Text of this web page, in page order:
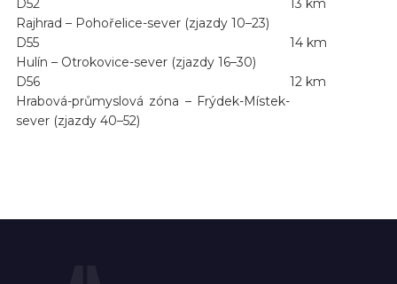
D52
Rajhrad – Pohořelice-sever (zjazdy 10–23)
13 km
D55
Hulín – Otrokovice-sever (zjazdy 16–30)
14 km
D56
Hrabová-průmyslová zóna – Frýdek-Místek-
sever (zjazdy 40–52)
12 km